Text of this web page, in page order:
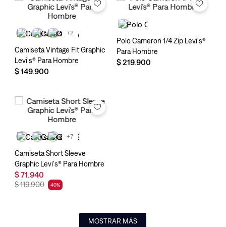
+2
Camiseta Vintage Fit Graphic
Levi's® Para Hombre
$149.900
Polo Cameron 1/4 Zip Levi's®
Para Hombre
$219.900
+7
Camiseta Short Sleeve
Graphic Levi's® Para Hombre
$71.940
$119.900 40%
MOSTRAR MÁS